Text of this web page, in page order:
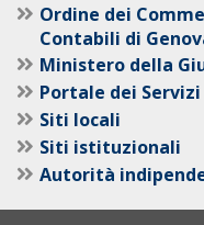
Ordine dei
Contabili di
Ministero della
Portale dei
Siti locali
Siti istituzionali
Autorità